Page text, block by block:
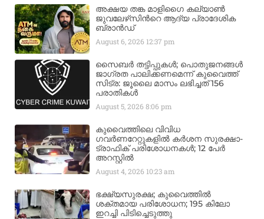
അക്ഷയ തങ്ക മാളിഗൈ കല്യാണ്‍
ജുവലേഴ്‌സിന്‍റെ ആദ്യ പ്രാദേശിക
ബ്രാന്‍ഡ്
August 6, 2026 12:37 pm
സൈബർ തട്ടിപ്പുകൾ; പൊതുജനങ്ങൾ
ജാഗ്രത പാലിക്കണമെന്ന് കുവൈത്ത്
സിട്ര: ജൂലൈ മാസം ലഭിച്ചത് 156
പരാതികൾ
August 5, 20268:06 pm
കുവൈത്തിലെ വിവിധ
ഗവർണറേറ്റുകളിൽ കർശന സുരക്ഷാ-
ട്രാഫിക് പരിശോധനകൾ; 12 പേർ
അറസ്റ്റിൽ
August 4, 2026 10:23 am
ഭക്ഷ്യസുരക്ഷ; കുവൈത്തിൽ
ശക്തമായ പരിശോധന; 195 കിലോ
ഇറച്ചി പിടിച്ചെടുത്തു